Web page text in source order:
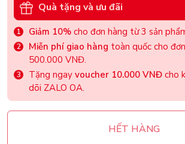
Quà tặng và ưu đãi
Giảm 10% cho đơn hàng từ 3 sản
Miễn phí giao hàng toàn quốc cho
500.000 VNĐ.
Tặng ngay voucher 10.000 VNĐ cho
dõi ZALO OA.
HẾT HÀNG